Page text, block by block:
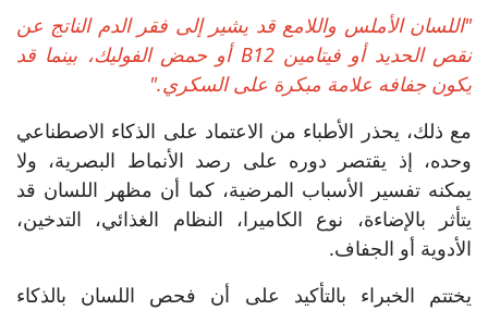
"اللسان الأملس واللامع قد يشير إلى فقر الدم الناتج عن
نقص الحديد أو فيتامين B12 أو حمض الفوليك، بينما قد
يكون جفافه علامة مبكرة على السكري."
مع ذلك، يحذر الأطباء من الاعتماد على الذكاء الاصطناعي
وحده، إذ يقتصر دوره على رصد الأنماط البصرية، ولا
يمكنه تفسير الأسباب المرضية، كما أن مظهر اللسان قد
يتأثر بالإضاءة، نوع الكاميرا، النظام الغذائي، التدخين،
الأدوية أو الجفاف.
يختتم الخبراء بالتأكيد على أن فحص اللسان بالذكاء